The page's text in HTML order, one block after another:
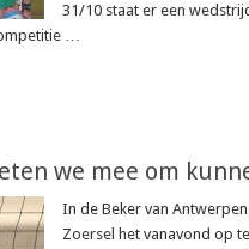
31/10 staat er een
…
we mee om
In de Beker van
Zoersel het vanavond op